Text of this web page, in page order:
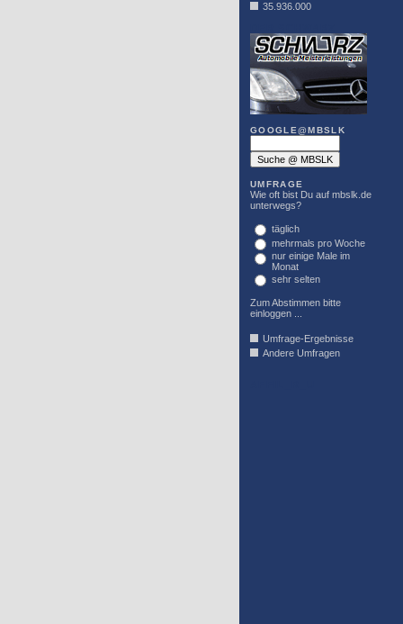
35.936.000
GOOGLE@MBSLK
UMFRAGE
Wie oft bist Du auf mbslk.de
unterwegs?
täglich
mehrmals pro Woche
nur einige Male im
Monat
sehr selten
Zum Abstimmen bitte
einloggen ...
Umfrage-Ergebnisse
Andere Umfragen